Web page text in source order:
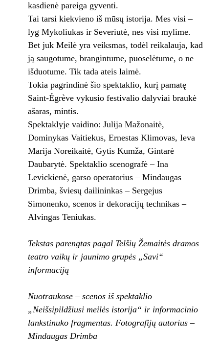
kasdienė pareiga gyventi.
Tai tarsi kiekvieno iš mūsų istorija. Mes visi –
lyg Mykoliukas ir Severiutė, nes visi mylime.
Bet juk Meilė yra veiksmas, todėl reikalauja, kad
ją saugotume, brangintume, puoselėtume, o ne
išduotume. Tik tada ateis laimė.
Tokia pagrindinė šio spektaklio, kurį pamatę
Saint-Égrève vykusio festivalio dalyviai braukė
ašaras, mintis.
Spektaklyje vaidino: Julija Mažonaitė,
Dominykas Vaitiekus, Ernestas Klimovas, Ieva
Marija Noreikaitė, Gytis Kumža, Gintarė
Daubarytė. Spektaklio scenografė – Ina
Levickienė, garso operatorius – Mindaugas
Drimba, šviesų dailininkas – Sergejus
Simonenko, scenos ir dekoracijų technikas –
Alvingas Teniukas.
Tekstas parengtas pagal Telšių Žemaitės dramos
teatro vaikų ir jaunimo grupės „Savi“
informaciją
Nuotraukose – scenos iš spektaklio
„Neišsipildžiusi meilės istorija“ ir informacinio
lankstinuko fragmentas. Fotografijų autorius –
Mindaugas Drimba